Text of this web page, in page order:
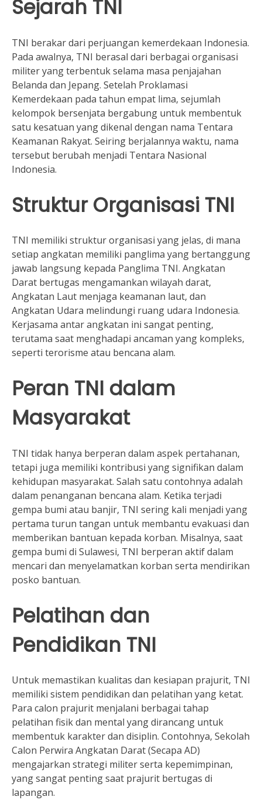
Sejarah TNI
TNI berakar dari perjuangan kemerdekaan Indonesia.
Pada awalnya, TNI berasal dari berbagai organisasi
militer yang terbentuk selama masa penjajahan
Belanda dan Jepang. Setelah Proklamasi
Kemerdekaan pada tahun empat lima, sejumlah
kelompok bersenjata bergabung untuk membentuk
satu kesatuan yang dikenal dengan nama Tentara
Keamanan Rakyat. Seiring berjalannya waktu, nama
tersebut berubah menjadi Tentara Nasional
Indonesia.
Struktur Organisasi TNI
TNI memiliki struktur organisasi yang jelas, di mana
setiap angkatan memiliki panglima yang bertanggung
jawab langsung kepada Panglima TNI. Angkatan
Darat bertugas mengamankan wilayah darat,
Angkatan Laut menjaga keamanan laut, dan
Angkatan Udara melindungi ruang udara Indonesia.
Kerjasama antar angkatan ini sangat penting,
terutama saat menghadapi ancaman yang kompleks,
seperti terorisme atau bencana alam.
Peran TNI dalam
Masyarakat
TNI tidak hanya berperan dalam aspek pertahanan,
tetapi juga memiliki kontribusi yang signifikan dalam
kehidupan masyarakat. Salah satu contohnya adalah
dalam penanganan bencana alam. Ketika terjadi
gempa bumi atau banjir, TNI sering kali menjadi yang
pertama turun tangan untuk membantu evakuasi dan
memberikan bantuan kepada korban. Misalnya, saat
gempa bumi di Sulawesi, TNI berperan aktif dalam
mencari dan menyelamatkan korban serta mendirikan
posko bantuan.
Pelatihan dan
Pendidikan TNI
Untuk memastikan kualitas dan kesiapan prajurit, TNI
memiliki sistem pendidikan dan pelatihan yang ketat.
Para calon prajurit menjalani berbagai tahap
pelatihan fisik dan mental yang dirancang untuk
membentuk karakter dan disiplin. Contohnya, Sekolah
Calon Perwira Angkatan Darat (Secapa AD)
mengajarkan strategi militer serta kepemimpinan,
yang sangat penting saat prajurit bertugas di
lapangan.